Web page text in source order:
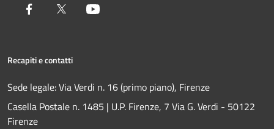
Facebook Twitter
Recapiti e contatti
Sede legale: Via Verdi n. 16 (primo piano), Firenze
Casella Postale n. 1485 | U.P. Firenze, 7 Via G. Verdi - 50122
Firenze